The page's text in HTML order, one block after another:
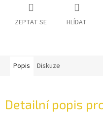
ZEPTAT SE HLÍDAT
Popis Diskuze
Detailní popis